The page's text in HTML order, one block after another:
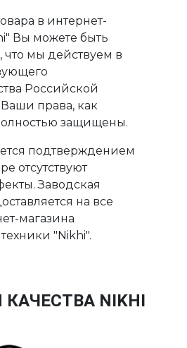
в интернет-
Вы можете быть
что мы действуем в
Российской
права, как
защищены.
подтверждением
отсутствуют
Заводская
на все
магазина
"Nikhi".
NIKHI